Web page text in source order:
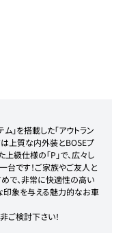
」を搭載した「アウトラン
は上質な内外装とBOSEプ
級仕様の「P」で、広々し
台です！ご家族やご友人と
で、非常に快適性の高い
印象を与える魅力的なお車
ご検討下さい！